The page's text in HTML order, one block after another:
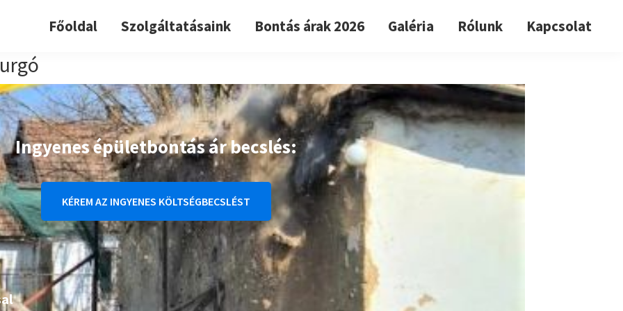
Főoldal Szolgáltatásaink Bontás árak 2026 Galéria Rólunk Kapcsolat
Ingyenes épületbontás ár becslés:
KÉREM AZ INGYENES KÖLTSÉGBECSLÉST